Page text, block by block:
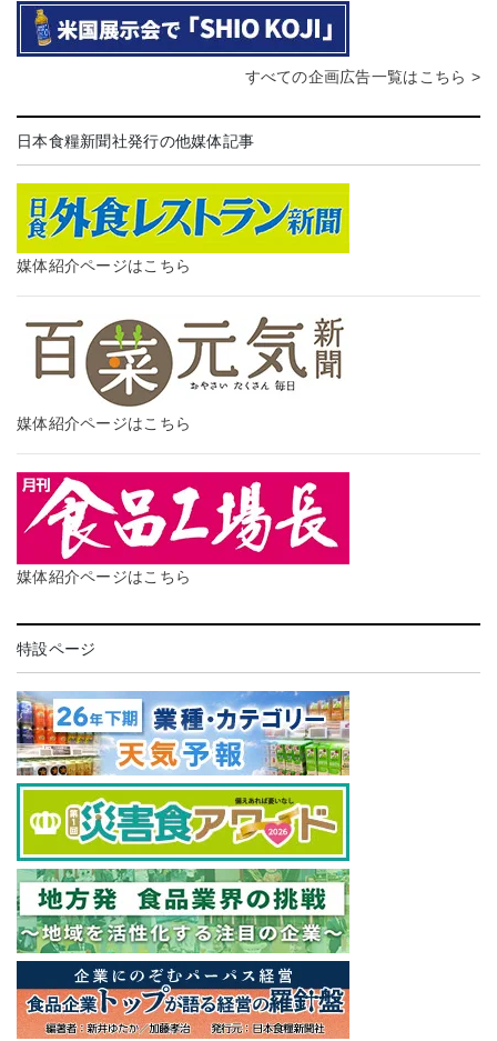
すべての企画広告一覧はこちら >
日本食糧新聞社発行の他媒体記事
媒体紹介ページはこちら
媒体紹介ページはこちら
媒体紹介ページはこちら
特設ページ